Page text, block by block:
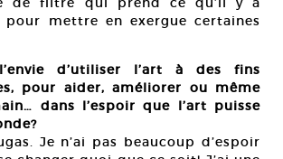
mettre en exergue certaines
d’utiliser l’art à des fins
pour aider, améliorer ou même
dans l’espoir que l’art puisse
Je n’ai pas beaucoup d’espoir